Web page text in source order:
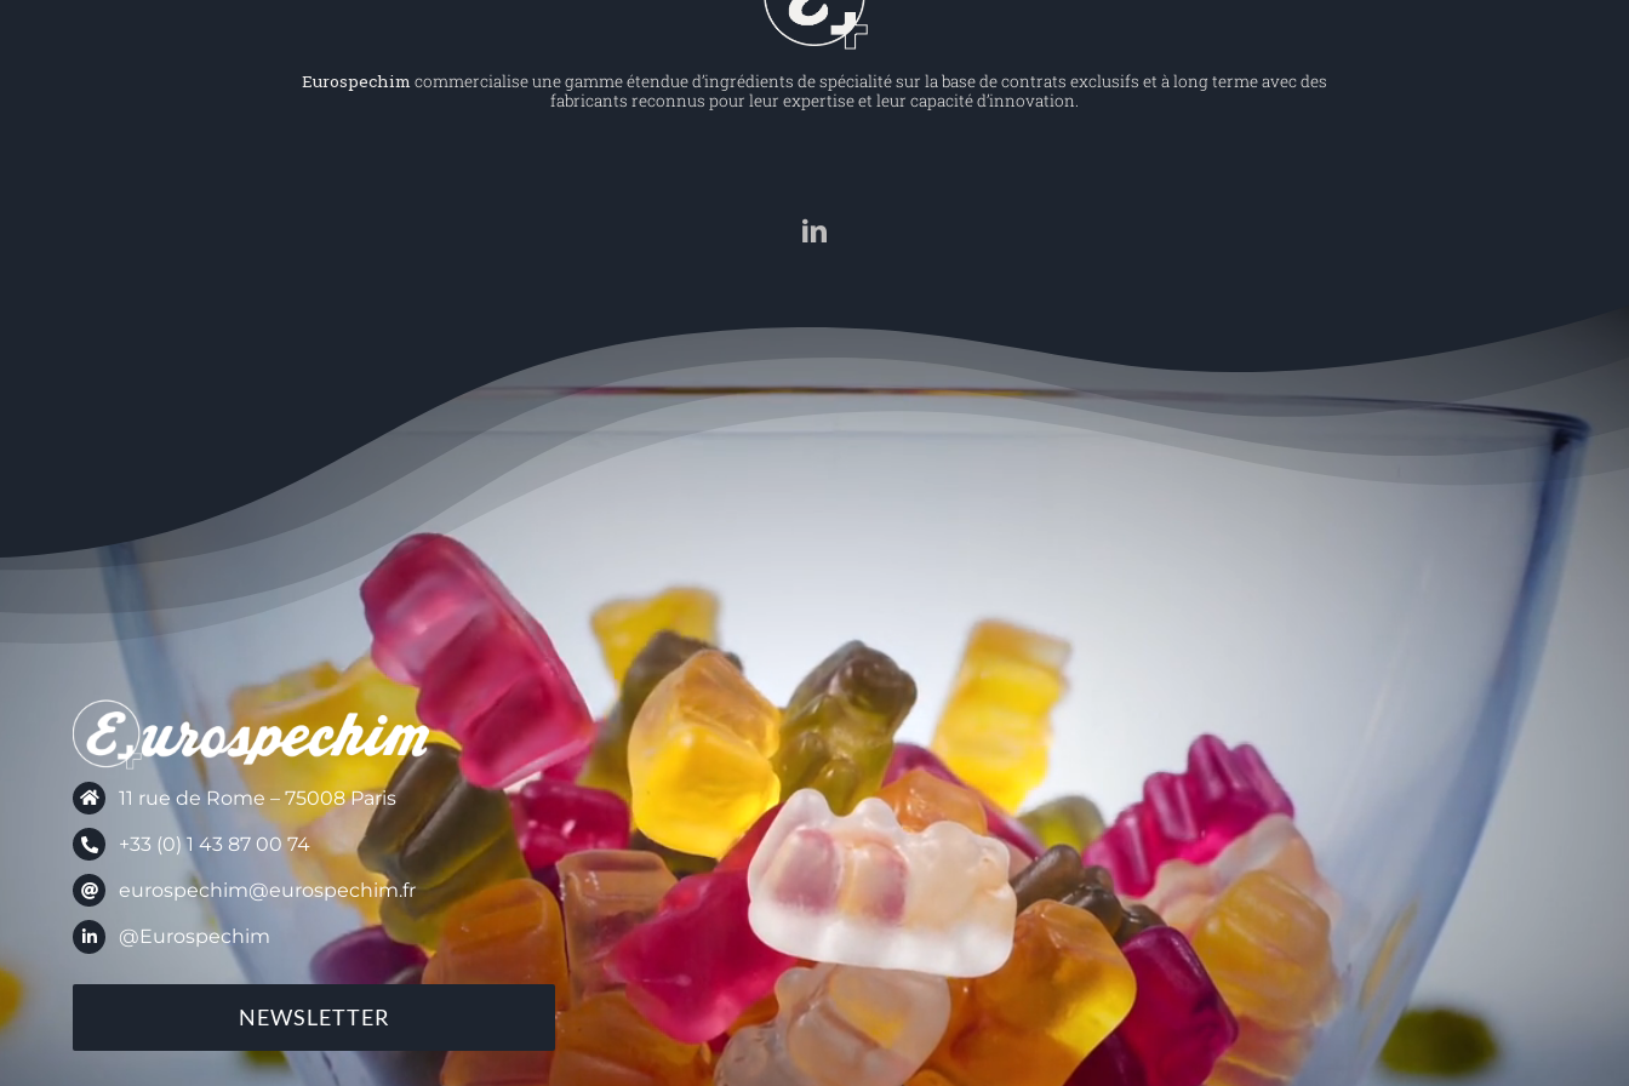
Eurospechim commercialise une gamme étendue d’ingrédients de spécialité sur la base de contrats exclusifs et à long terme avec des
fabricants reconnus pour leur expertise et leur capacité d’innovation.
11 rue de Rome – 75008 Paris
+33 (0) 1 43 87 00 74
eurospechim@eurospechim.fr
@Eurospechim
NEWSLETTER